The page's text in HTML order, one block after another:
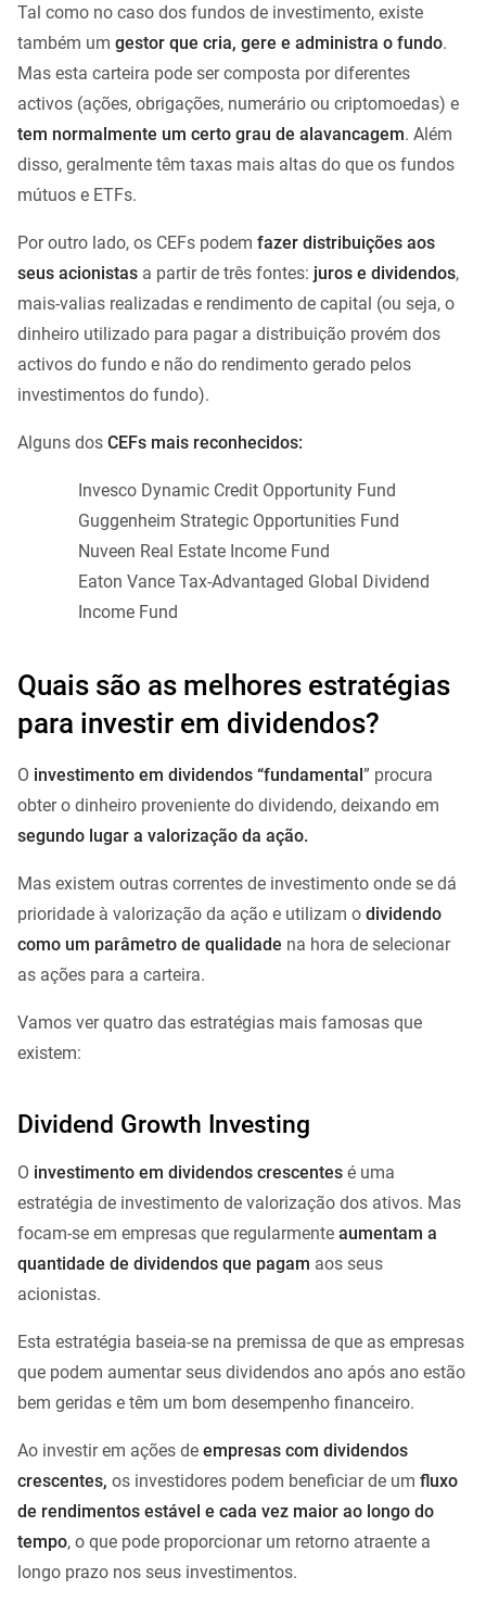
Tal como no caso dos fundos de investimento, existe
também um gestor que cria, gere e administra o fundo.
Mas esta carteira pode ser composta por diferentes
activos (ações, obrigações, numerário ou criptomoedas) e
tem normalmente um certo grau de alavancagem. Além
disso, geralmente têm taxas mais altas do que os fundos
mútuos e ETFs.
Por outro lado, os CEFs podem fazer distribuições aos
seus acionistas a partir de três fontes: juros e dividendos,
mais-valias realizadas e rendimento de capital (ou seja, o
dinheiro utilizado para pagar a distribuição provém dos
activos do fundo e não do rendimento gerado pelos
investimentos do fundo).
Alguns dos CEFs mais reconhecidos:
Invesco Dynamic Credit Opportunity Fund
Guggenheim Strategic Opportunities Fund
Nuveen Real Estate Income Fund
Eaton Vance Tax-Advantaged Global Dividend
Income Fund
Quais são as melhores estratégias
para investir em dividendos?
O investimento em dividendos “fundamental ” procura
obter o dinheiro proveniente do dividendo, deixando em
segundo lugar a valorização da ação.
Mas existem outras correntes de investimento onde se dá
prioridade à valorização da ação e utilizam o dividendo
como um parâmetro de qualidade na hora de selecionar
as ações para a carteira.
Vamos ver quatro das estratégias mais famosas que
existem:
Dividend Growth Investing
O investimento em dividendos crescentes é uma
estratégia de investimento de valorização dos ativos. Mas
focam-se em empresas que regularmente aumentam a
quantidade de dividendos que pagam aos seus
acionistas.
Esta estratégia baseia-se na premissa de que as empresas
que podem aumentar seus dividendos ano após ano estão
bem geridas e têm um bom desempenho financeiro.
Ao investir em ações de empresas com dividendos
crescentes, os investidores podem beneficiar de um fluxo
de rendimentos estável e cada vez maior ao longo do
tempo, o que pode proporcionar um retorno atraente a
longo prazo nos seus investimentos.